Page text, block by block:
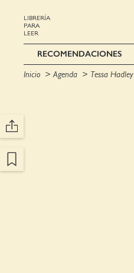
LIBRERÍA
PARA
LEER
RECOMENDACIONES
Inicio Agenda Tessa Hadley